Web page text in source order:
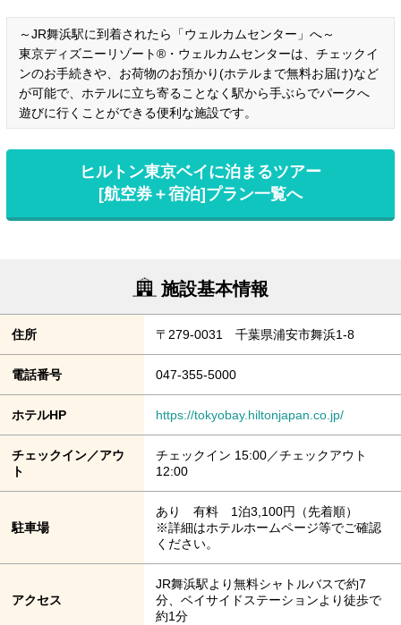
～JR舞浜駅に到着されたら「ウェルカムセンター」へ～
東京ディズニーリゾート®・ウェルカムセンターは、チェックイ
ンのお手続きや、お荷物のお預かり(ホテルまで無料お届け)など
が可能で、ホテルに立ち寄ることなく駅から手ぶらでパークへ
遊びに行くことができる便利な施設です。
ヒルトン東京ベイに泊まるツアー
[航空券＋宿泊]プラン一覧へ
施設基本情報
住所 〒279-0031 千葉県浦安市舞浜1-8
電話番号 047-355-5000
ホテルHP https://tokyobay.hiltonjapan.co.jp/
チェックイン／アウ
ト
チェックイン 15:00／チェックアウト
12:00
駐車場
あり 有料 1泊3,100円（先着順）
※詳細はホテルホームページ等でご確認
ください。
アクセス
JR舞浜駅より無料シャトルバスで約7
分、ベイサイドステーションより徒歩で
約1分